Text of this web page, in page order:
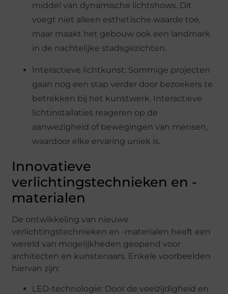
middel van dynamische lichtshows. Dit
voegt niet alleen esthetische waarde toe,
maar maakt het gebouw ook een landmark
in de nachtelijke stadsgezichten.
Interactieve lichtkunst: Sommige projecten
gaan nog een stap verder door bezoekers te
betrekken bij het kunstwerk. Interactieve
lichtinstallaties reageren op de
aanwezigheid of bewegingen van mensen,
waardoor elke ervaring uniek is.
Innovatieve
verlichtingstechnieken en -
materialen
De ontwikkeling van nieuwe
verlichtingstechnieken en -materialen heeft een
wereld van mogelijkheden geopend voor
architecten en kunstenaars. Enkele voorbeelden
hiervan zijn:
LED-technologie: Door de veelzijdigheid en